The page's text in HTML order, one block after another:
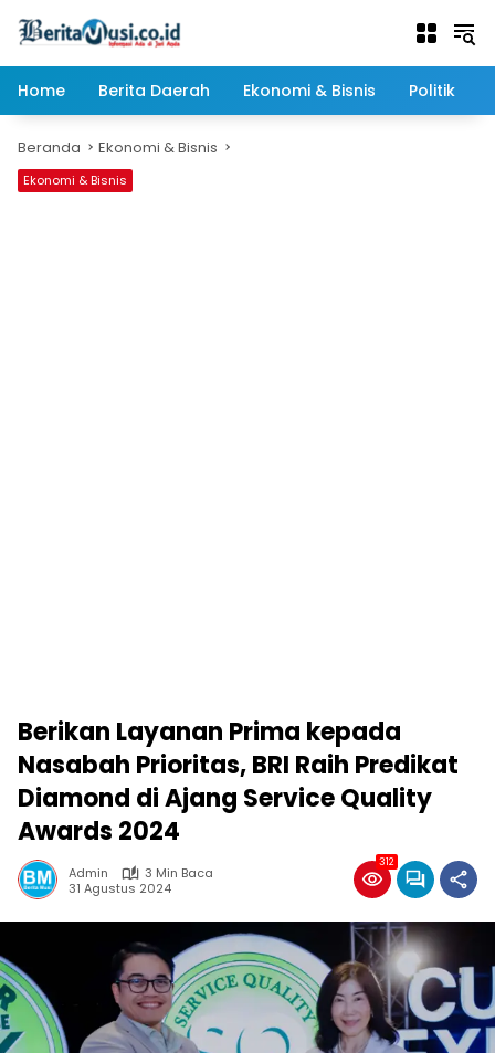
Home
Berita Daerah Ekonomi & Bisnis Politik
Beranda Ekonomi & Bisnis
Ekonomi & Bisnis
Berikan Layanan Prima kepada
Nasabah Prioritas, BRI Raih Predikat
Diamond di Ajang Service Quality
Awards 2024
Admin
3 Min Baca
31 Agustus 2024
312